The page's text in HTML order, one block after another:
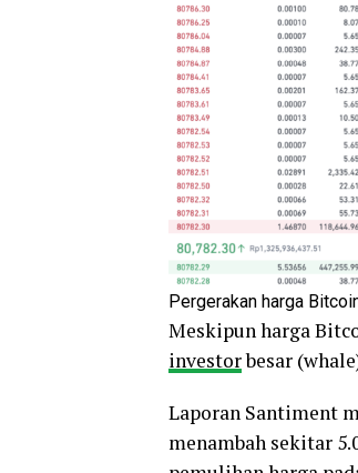
Pergerakan harga
Meskipun harga
investorbesar
Laporan Santiment
menambah sekitar